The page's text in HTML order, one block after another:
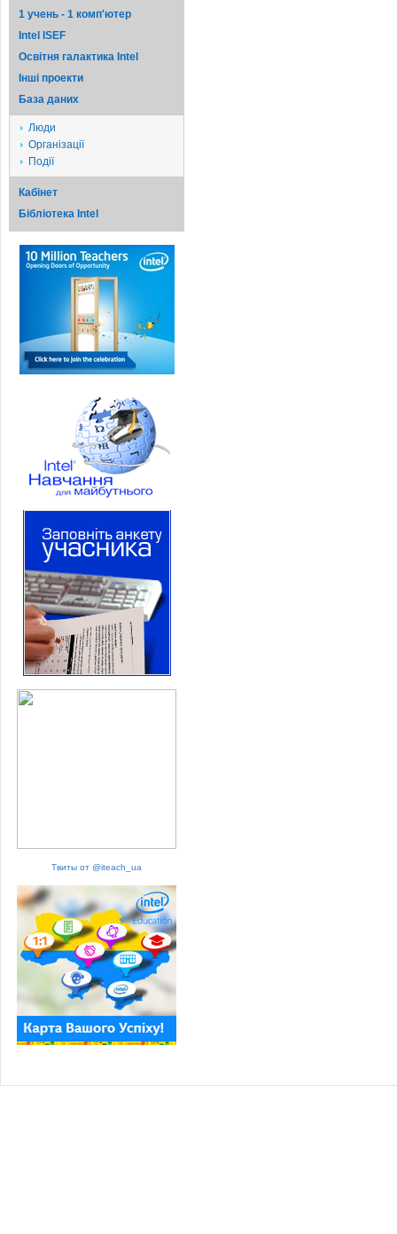
1 учень - 1 комп'ютер
Intel ISEF
Освітня галактика Intel
Iншi проекти
База даних
Люди
Організації
Події
Кабінет
Бібліотека Intel
Твиты от @iteach_ua